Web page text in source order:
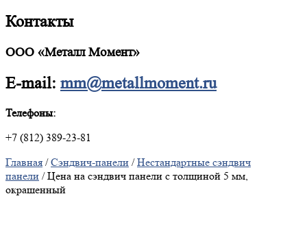
Контакты
ООО «Металл Момент»
E-mail: mm@metallmoment.ru
Телефоны:
+7 (812) 389-23-81
Главная /Сэндвич-панели /Нестандартные сэндвич
панели / Цена на сэндвич панели с толщиной 5 мм,
окрашенный